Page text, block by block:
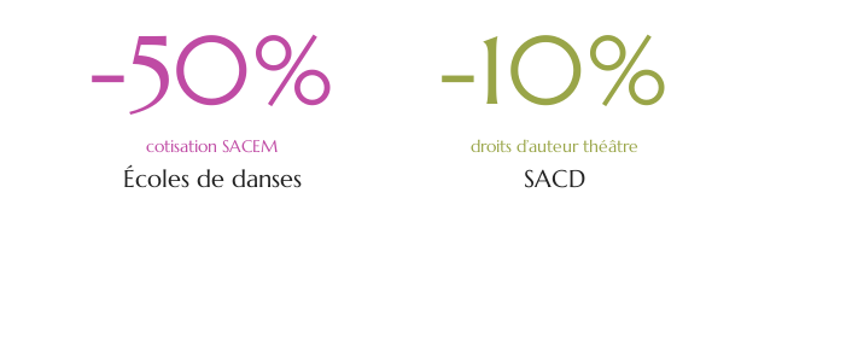
-50%
cotisation SACEM
Écoles de danses
-10%
droits d’auteur théâtre
SACD